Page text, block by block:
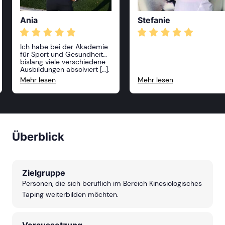
Ania
Ich habe bei der Akademie
für Sport und Gesundheit
bislang viele verschiedene
Ausbildungen absolviert […].
Alle Kurse waren sehr
anspruchsvoll und
professionell, die Dozenten
kann die Akademie nur
Jahr weitere Kurse zu
Mehr lesen
Stefanie
Mehr lesen
Überblick
Zielgruppe
Personen, die sich beruflich im Bereich Kinesiologisches
Taping weiterbilden möchten.